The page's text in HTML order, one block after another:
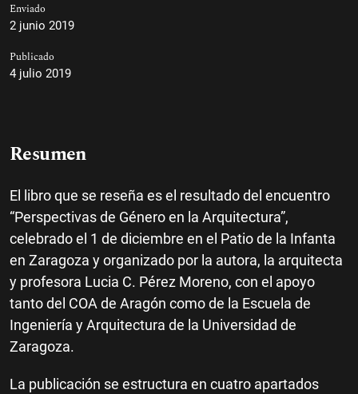
Enviado
2 junio 2019
Publicado
4 julio 2019
Resumen
El libro que se reseña es el resultado del encuentro
“Perspectivas de Género en la Arquitectura”,
celebrado el 1 de diciembre en el Patio de la Infanta
en Zaragoza y organizado por la autora, la arquitecta
y profesora Lucia C. Pérez Moreno, con el apoyo
tanto del COA de Aragón como de la Escuela de
Ingeniería y Arquitectura de la Universidad de
Zaragoza.
La publicación se estructura en cuatro apartados